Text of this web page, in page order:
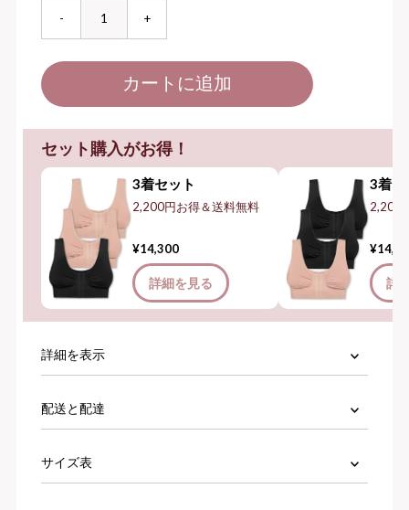
- +
セット購入がお得！
3着セット
2,200円お得＆送料無料
¥14,300
詳細を見る
3着セ
2,200
詳
詳細を表示
配送と配達
サイズ表